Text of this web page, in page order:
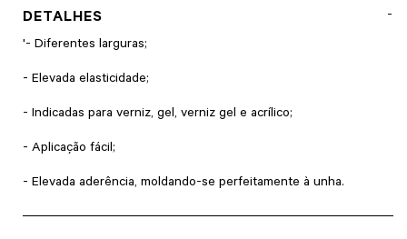
DETALHES
'- Diferentes larguras;
- Elevada elasticidade;
- Indicadas para verniz, gel, verniz gel e acrílico;
- Aplicação fácil;
- Elevada aderência, moldando-se perfeitamente à unha.